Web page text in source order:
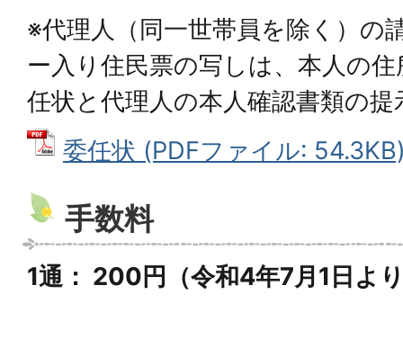
※代理人（同一世帯員を除く）の
ー入り住民票の写しは、本人の
任状と代理人の本人確認書類の
委任状 (PDFファイル:
手数料
1通： 200円（令和4年7月1日よ